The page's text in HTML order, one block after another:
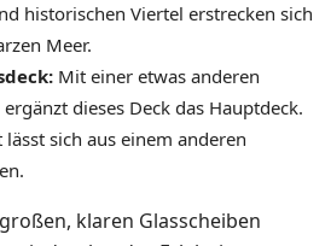
historischen Viertel erstrecken sich
Meer.
Mit einer etwas anderen
dieses Deck das Hauptdeck.
lässt sich aus einem anderen
klaren Glasscheiben